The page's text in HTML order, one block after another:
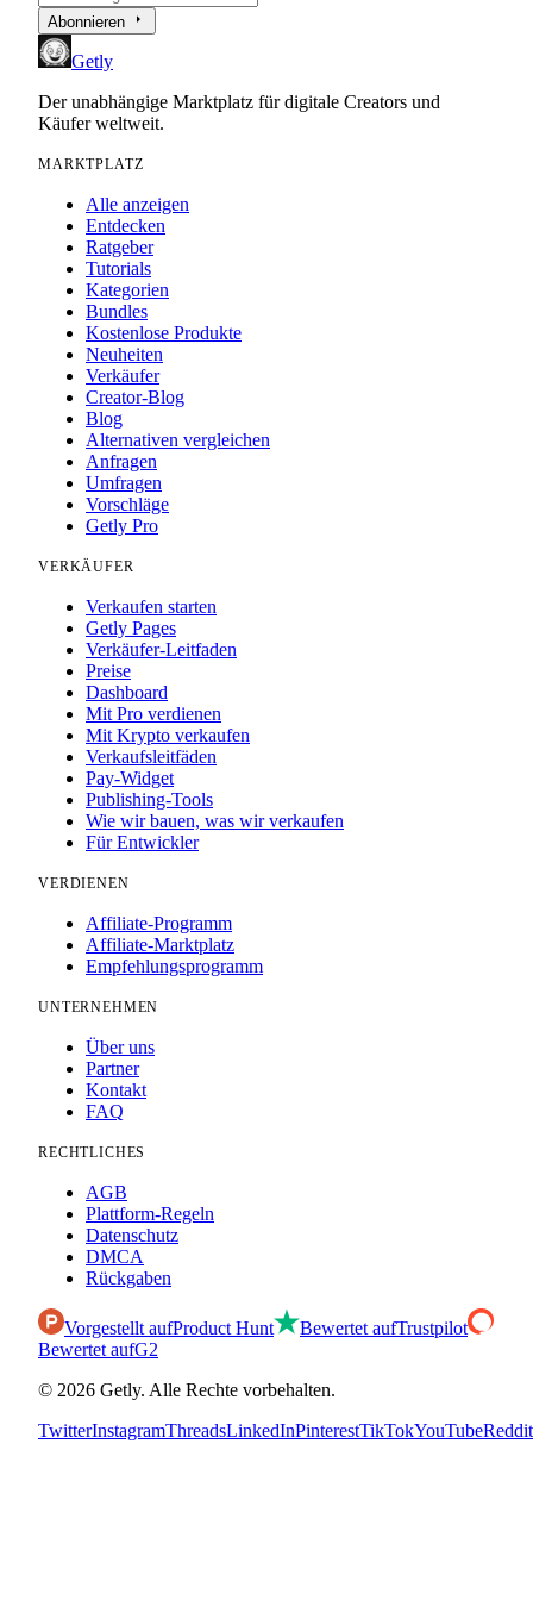
Abonnieren arrow_right
Getly
Der unabhängige Marktplatz für digitale Creators und
Käufer weltweit.
MARKTPLATZ
Alle anzeigen
Entdecken
Ratgeber
Tutorials
Kategorien
Bundles
Kostenlose Produkte
Neuheiten
Verkäufer
Creator-Blog
Blog
Alternativen vergleichen
Anfragen
Umfragen
Vorschläge
Getly Pro
VERKÄUFER
Verkaufen starten
Getly Pages
Verkäufer-Leitfaden
Preise
Dashboard
Mit Pro verdienen
Mit Krypto verkaufen
Verkaufsleitfäden
Pay-Widget
Publishing-Tools
Wie wir bauen, was wir verkaufen
Für Entwickler
VERDIENEN
Affiliate-Programm
Affiliate-Marktplatz
Empfehlungsprogramm
UNTERNEHMEN
Über uns
Partner
Kontakt
FAQ
RECHTLICHES
AGB
Plattform-Regeln
Datenschutz
DMCA
Rückgaben
Vorgestellt aufProduct Hunt Bewertet aufTrustpilot
Bewertet aufG2
© 2026 Getly. Alle Rechte vorbehalten.
TwitterInstagramThreadsLinkedInPinterestTikTokYouTubeReddit